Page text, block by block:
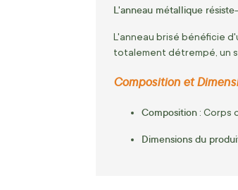
L'anneau métallique
L'anneau brisé bénéficie
totalement détrempé, un
Composition et
Composition : Corps
Dimensions du